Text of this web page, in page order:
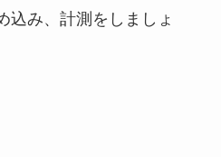
込み、計測をしましょ